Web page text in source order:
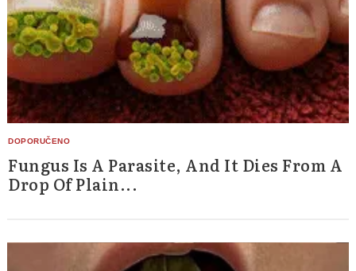
Fungus Is A Parasite, And It Dies From A
Drop Of Plain...